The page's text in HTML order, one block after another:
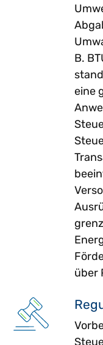
B.
eine
über